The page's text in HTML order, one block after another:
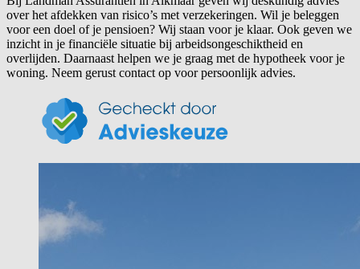
over het afdekken van risico’s met verzekeringen. Wil je beleggen
voor een doel of je pensioen? Wij staan voor je klaar. Ook geven we
inzicht in je financiële situatie bij arbeidsongeschiktheid en
overlijden. Daarnaast helpen we je graag met de hypotheek voor je
woning. Neem gerust contact op voor persoonlijk advies.